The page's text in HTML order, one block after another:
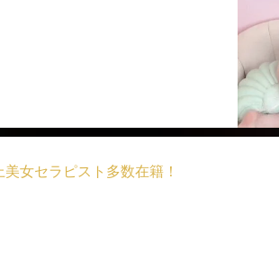
美女セラピスト多数在籍！